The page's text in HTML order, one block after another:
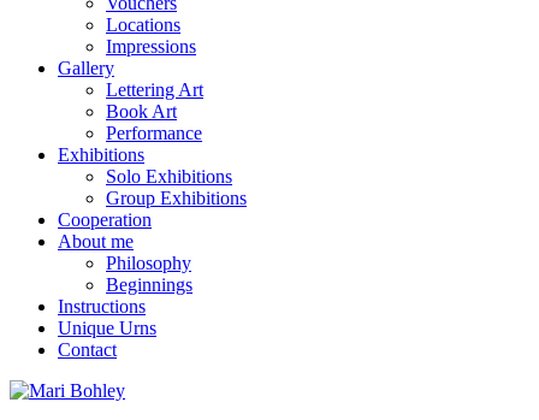
Locations
Impressions
Gallery
Lettering Art
Book Art
Performance
Exhibitions
Solo Exhibitions
Group Exhibitions
Cooperation
About me
Philosophy
Beginnings
Instructions
Unique Urns
Contact